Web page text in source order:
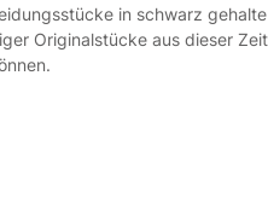
in schwarz
Originalstücke aus dieser Zeit